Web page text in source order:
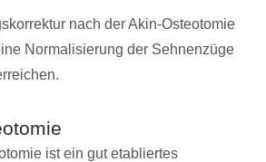
nach der Akin-Osteotomie
Normalisierung der Sehnenzüge
ist ein gut etabliertes